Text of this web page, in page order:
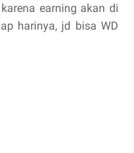
earning akan di
harinya, jd bisa WD